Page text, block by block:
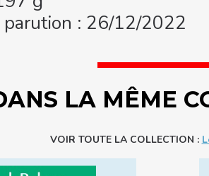
parution : 26/12/2022
LA MÊME
VOIR TOUTE LA COLLECTION :